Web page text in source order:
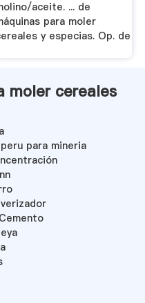
aceite. ... de
para moler
y especias. Op. de
moler cereales
para mineria